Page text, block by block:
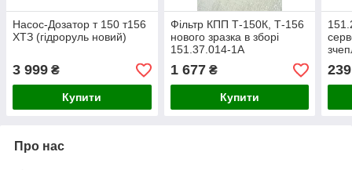
Насос-Дозатор т 150 т156
ХТЗ (гідроруль новий)
3 999 ₴
Купити
Фільтр КПП Т-150К, Т-156
нового зразка в зборі
151.37.014-1А
1 677₴
Купити
239
Про нас